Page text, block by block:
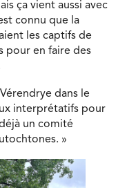
ça vient aussi avec
connu que la
les captifs de
pour en faire des
dans le
interprétatifs pour
un comité
»